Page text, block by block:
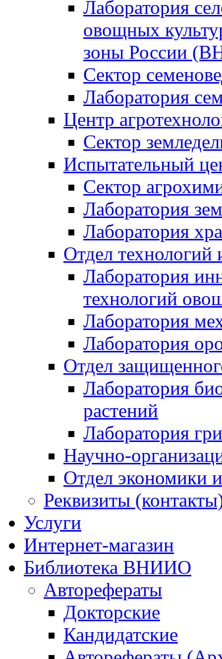
Лаборатория
овощных
зоны России
Сектор
Лаборатория
Центр
Сектор
Испытательный
Сектор
Лаборатория
Лаборатория
Отдел технологий
Лаборатория
технологий
Лаборатория
Лаборатория
Отдел
Лаборатория
растений
Лаборатория
Научно-
Отдел экономики
Реквизиты
Услуги
Интернет-магазин
Библиотека ВНИИО
Авторефераты
Докторские
Кандидатские